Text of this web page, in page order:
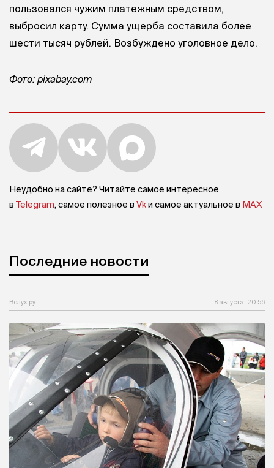
пользовался чужим платежным средством,
выбросил карту. Сумма ущерба составила более
шести тысяч рублей. Возбуждено уголовное дело.
Фото: pixabay.com
Неудобно на сайте? Читайте самое интересное
в Telegram, самое полезное в Vkи самое актуальное в MAX
Последние новости
Вслух.ру 8 августа, 20:56